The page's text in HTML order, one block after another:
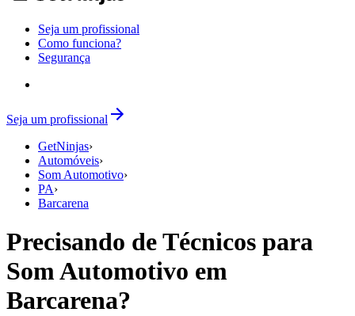
Seja um profissional
Como funciona?
Segurança
Seja um profissional
GetNinjas›
Automóveis›
Som Automotivo›
PA›
Barcarena
Precisando de Técnicos para
Som Automotivo em
Barcarena?